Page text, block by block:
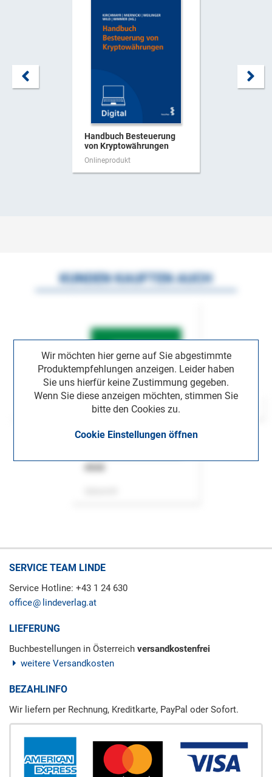
Handbuch Besteuerung
von Kryptowährungen
Onlineprodukt
Wir möchten hier gerne auf Sie abgestimmte
Produktempfehlungen anzeigen. Leider haben
Sie uns hierfür keine Zustimmung gegeben.
Wenn Sie diese anzeigen möchten, stimmen Sie
bitte den Cookies zu.
Cookie Einstellungen öffnen
KUNDEN KAUFTEN AUCH
SERVICE TEAM LINDE
Service Hotline: +43 1 24 630
office
lindeverlag.at
LIEFERUNG
Buchbestellungen in Österreich versandkostenfrei
weitere Versandkosten
BEZAHLINFO
Wir liefern per Rechnung, Kreditkarte, PayPal oder Sofort.